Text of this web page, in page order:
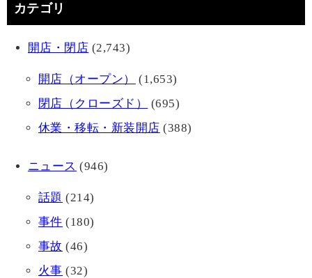
カテゴリ
開店・閉店 (2,743)
開店（オープン）
(1,653)
閉店（クローズド）
(695)
休業・移転・新装開店 (388)
ニュース (946)
話題 (214)
事件 (180)
事故 (46)
火事 (32)